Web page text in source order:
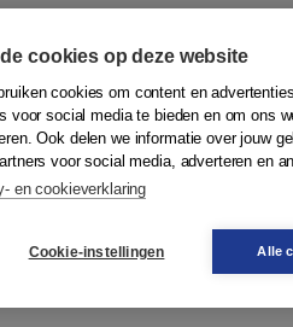
cookies op deze website
cookies om content en
voor social media te bieden en om ons
Ook delen we informatie over jouw
voor social media, adverteren en
en cookieverklaring
Cookie-instellingen Alle